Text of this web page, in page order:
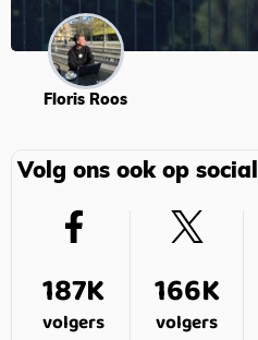
Floris Roos
Volg ons ook op social
187K
volgers
166K
volgers